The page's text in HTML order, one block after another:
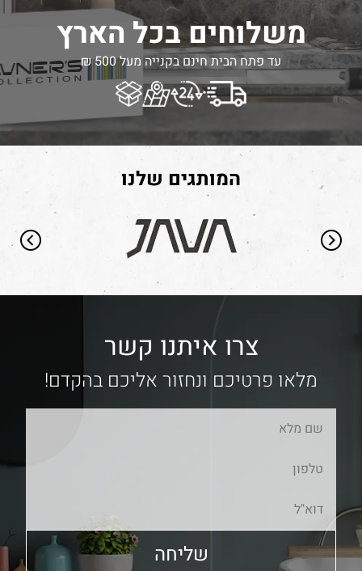
משלוחים בכל הארץ
עד פתח הבית חינם בקנייה מעל 500 ₪
המותגים שלנו
צרו איתנו קשר
מלאו פרטיכם ונחזור אליכם בהקדם!
שליחה